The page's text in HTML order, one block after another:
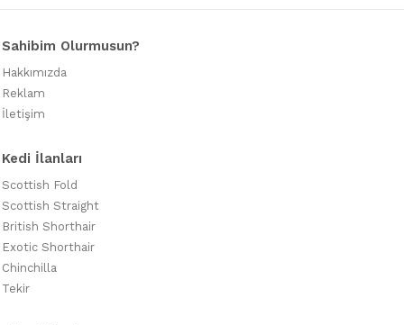
Sahibim Olurmusun?
Hakkımızda
Reklam
İletişim
Kedi İlanları
Scottish Fold
Scottish Straight
British Shorthair
Exotic Shorthair
Chinchilla
Tekir